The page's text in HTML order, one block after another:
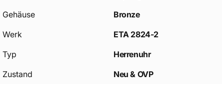
Gehäuse
Bronze
Werk
ETA 2824-2
Typ
Herrenuhr
Zustand
Neu & OVP